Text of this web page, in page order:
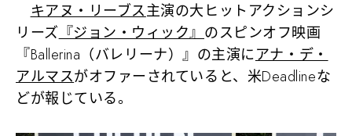
キアヌ・リーブス主演の大ヒットアクションシ
リーズ『ジョン・ウィック』のスピンオフ映画
『Ballerina（バレリーナ）』の主演にアナ・デ・
アルマスがオファーされていると、米Deadlineな
どが報じている。